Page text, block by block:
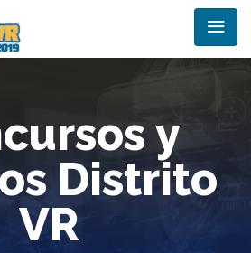
y
Distrito
VR